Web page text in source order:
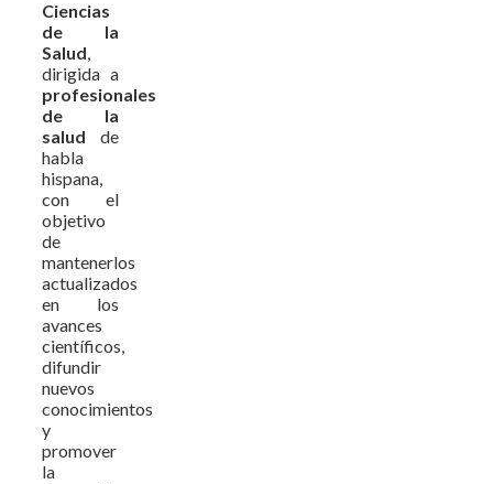
Ciencias
de la
Salud,
dirigida a
profesionales
de la
salud de
habla
hispana,
con el
objetivo
de
mantenerlos
actualizados
en los
avances
científicos,
difundir
nuevos
conocimientos
y
promover
la